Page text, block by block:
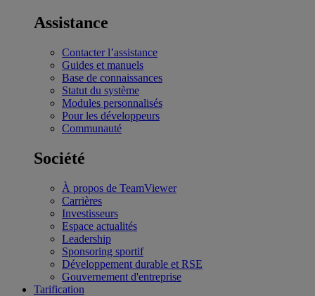
Assistance
Contacter l’assistance
Guides et manuels
Base de connaissances
Statut du système
Modules personnalisés
Pour les développeurs
Communauté
Société
À propos de TeamViewer
Carrières
Investisseurs
Espace actualités
Leadership
Sponsoring sportif
Développement durable et RSE
Gouvernement d'entreprise
Tarification